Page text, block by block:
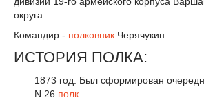
округа.
Командир - полковник Черячукин.
ИСТОРИЯ ПОЛКА:
1873 год. Был сформирован
N 26 полк